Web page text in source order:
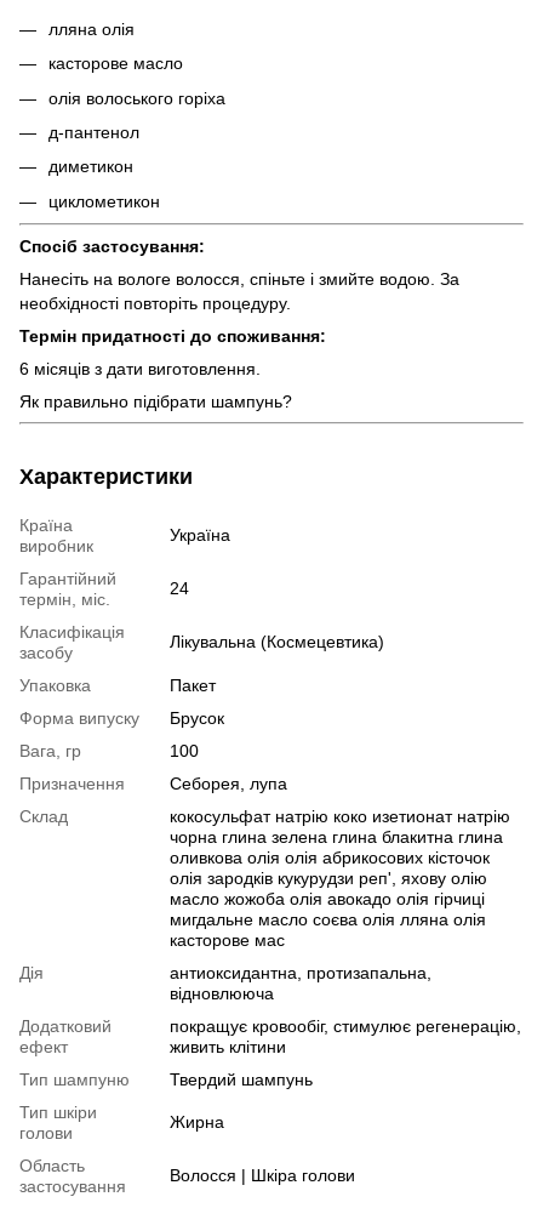
лляна олія
касторове масло
олія волоського горіха
д-пантенол
диметикон
циклометикон
Спосіб застосування:
Нанесіть на вологе волосся, спіньте і змийте водою. За
необхідності повторіть процедуру.
Термін придатності до споживання:
6 місяців з дати виготовлення.
Як правильно підібрати шампунь?
Характеристики
Країна
виробник
Україна
Гарантійний
термін, міс.
24
Класифікація
засобу
Лікувальна (Космецевтика)
Упаковка
Пакет
Форма випуску
Брусок
Вага, гр
100
Призначення
Себорея, лупа
Склад
кокосульфат натрію коко изетионат натрію
чорна глина зелена глина блакитна глина
оливкова олія олія абрикосових кісточок
олія зародків кукурудзи реп', яхову олію
масло жожоба олія авокадо олія гірчиці
мигдальне масло соєва олія лляна олія
касторове мас
Дія
антиоксидантна, протизапальна,
відновлююча
Додатковий
ефект
покращує кровообіг, стимулює регенерацію,
живить клітини
Тип шампуню
Твердий шампунь
Тип шкіри
голови
Жирна
Область
застосування
Волосся | Шкіра голови